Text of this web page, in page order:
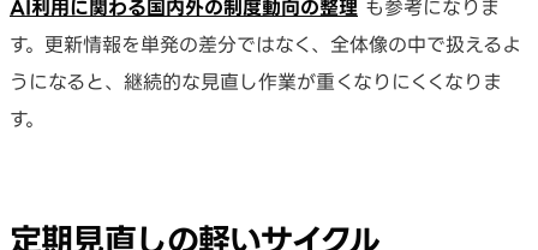
AI利用に関わる国内外の制度動向の整理 も参考になりま
す。更新情報を単発の差分ではなく、全体像の中で扱えるよ
うになると、継続的な見直し作業が重くなりにくくなりま
す。
定期見直しの軽いサイクル